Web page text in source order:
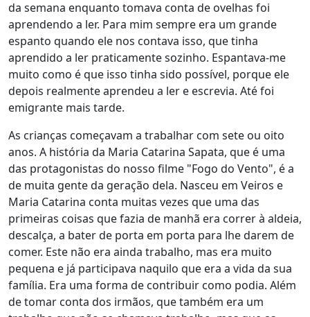
da semana enquanto tomava conta de ovelhas foi
aprendendo a ler. Para mim sempre era um grande
espanto quando ele nos contava isso, que tinha
aprendido a ler praticamente sozinho. Espantava-me
muito como é que isso tinha sido possível, porque ele
depois realmente aprendeu a ler e escrevia. Até foi
emigrante mais tarde.
As crianças começavam a trabalhar com sete ou oito
anos. A história da Maria Catarina Sapata, que é uma
das protagonistas do nosso filme "Fogo do Vento", é a
de muita gente da geração dela. Nasceu em Veiros e
Maria Catarina conta muitas vezes que uma das
primeiras coisas que fazia de manhã era correr à aldeia,
descalça, a bater de porta em porta para lhe darem de
comer. Este não era ainda trabalho, mas era muito
pequena e já participava naquilo que era a vida da sua
família. Era uma forma de contribuir como podia. Além
de tomar conta dos irmãos, que também era um